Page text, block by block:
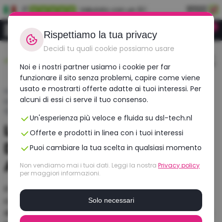
IT Valutato con un 9.1
Durevole,
ricondizionato
consegnato domani!
Home›Blog ›
Layout della tastiera: Differenze tra QWERTY, AZERTY e
Layout della Tastiera:
Differenze tra QWERTY,
AZERTY e QWERTZ
Il layout della tastiera determina la velocità e la
comodità con cui digiti, e varia a seconda del paese,
della lingua e delle preferenze. Il layout più utilizzato a
Rispettiamo la tua privacy
Decidi tu quali cookie possiamo usare
Noi e i nostri partner usiamo i cookie per far
funzionare il sito senza problemi, capire come viene
usato e mostrarti offerte adatte ai tuoi interessi. Per
alcuni di essi ci serve il tuo consenso.
Un'esperienza più veloce e fluida su dsl-tech.nl
Offerte e prodotti in linea con i tuoi interessi
Puoi cambiare la tua scelta in qualsiasi momento
Non vendiamo mai i tuoi dati. Leggi la nostra Privacy policy
per maggiori informazioni.
Solo necessari